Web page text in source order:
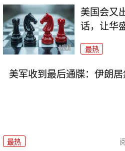
美国会又
话，让华
最热
美军收到最后通牒：伊朗
最热